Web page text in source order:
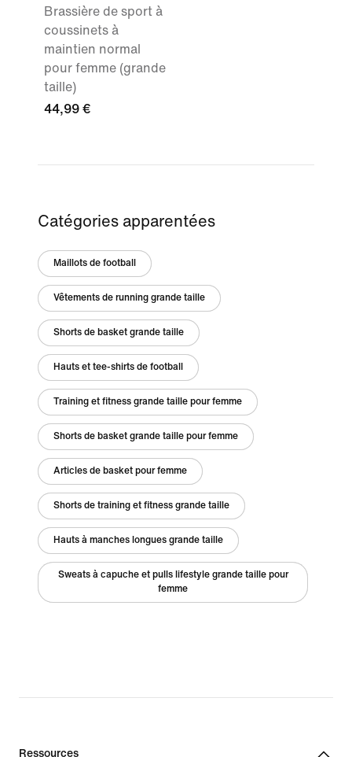
Brassière de sport à
coussinets à
maintien normal
pour femme (grande
taille)
44,99 €
Catégories apparentées
Maillots de football
Vêtements de running grande taille
Shorts de basket grande taille
Hauts et tee-shirts de football
Training et fitness grande taille pour femme
Shorts de basket grande taille pour femme
Articles de basket pour femme
Shorts de training et fitness grande taille
Hauts à manches longues grande taille
Sweats à capuche et pulls lifestyle grande taille pour
femme
Ressources